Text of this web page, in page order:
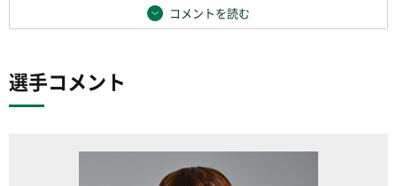
コメントを読む
選手コメント